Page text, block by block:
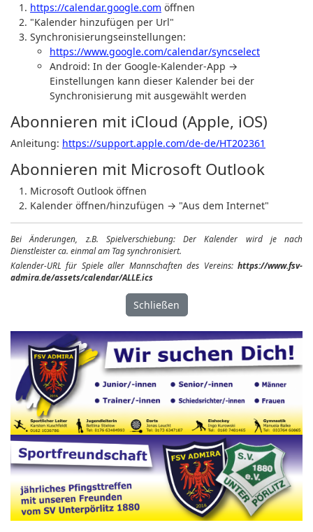
https://calendar.google.com öffnen
"Kalender hinzufügen per Url"
Synchronisierungseinstellungen:
https://www.google.com/calendar/syncselect
Android: In der Google-Kalender-App →
Einstellungen kann dieser Kalender bei der
Synchronisierung mit ausgewählt werden
Abonnieren mit iCloud (Apple, iOS)
Anleitung: https://support.apple.com/de-de/HT202361
Abonnieren mit Microsoft Outlook
Microsoft Outlook öffnen
Kalender öffnen/hinzufügen → "Aus dem Internet"
Bei Änderungen, z.B. Spielverschiebung: Der Kalender wird je nach
Dienstleister ca. einmal am Tag synchronisiert.
Kalender-URL für Spiele aller Mannschaften des Vereins: https://www.fsv-
admira.de/assets/calendar/ALLE.ics
Schließen